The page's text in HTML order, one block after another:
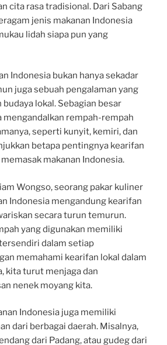
cita rasa tradisional. Dari Sabang
jenis makanan Indonesia
lidah siapa pun yang
Indonesia bukan hanya sekadar
juga sebuah pengalaman yang
lokal. Sebagian besar
mengandalkan rempah-rempah
seperti kunyit, kemiri, dan
betapa pentingnya kearifan
makanan Indonesia.
Wongso, seorang pakar kuliner
Indonesia mengandung kearifan
secara turun temurun.
yang digunakan memiliki
dalam setiap
memahami kearifan lokal dalam
kita turut menjaga dan
nenek moyang kita.
Indonesia juga memiliki
dari berbagai daerah. Misalnya,
dari Padang, atau gudeg dari